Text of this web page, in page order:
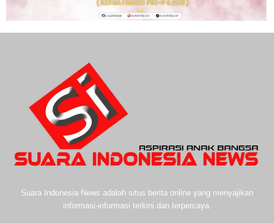
Suara Indonesia News adalah situs berita online yang menyajikan
informasi-informasi terkini dan terpercaya.